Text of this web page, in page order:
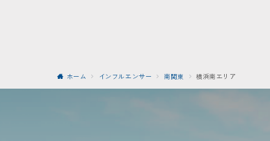
ホーム インフルエンサー 南関東 横浜南エリア